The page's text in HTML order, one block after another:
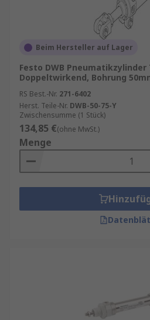
Beim Hersteller auf Lager
Festo DWB Pneumatikzylinder
Doppeltwirkend, Bohrung
RS Best.-Nr. 271-6402
Herst. Teile-Nr. DWB-50-75-Y
Zwischensumme (1 Stück)
134,85 €(ohne MwSt.)
Menge